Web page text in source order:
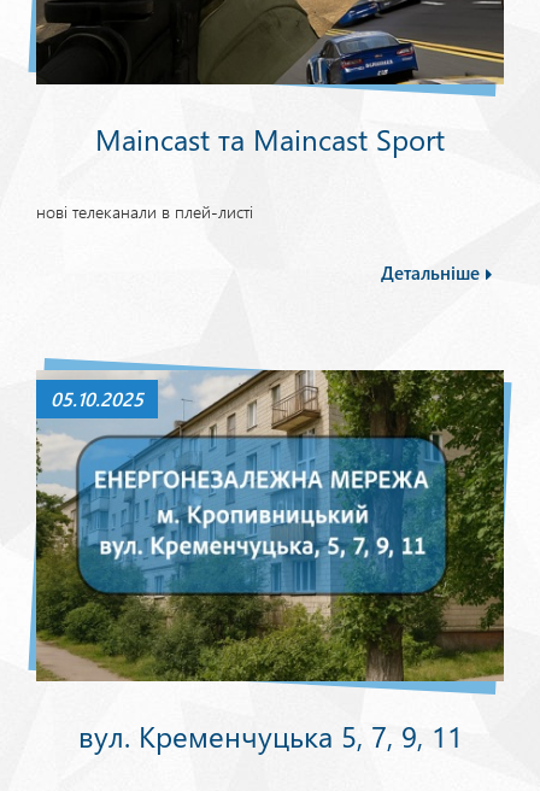
Maincast та Maincast Sport
нові телеканали в плей-листі
Детальніше
05.10.2025
вул. Кременчуцька 5, 7, 9, 11